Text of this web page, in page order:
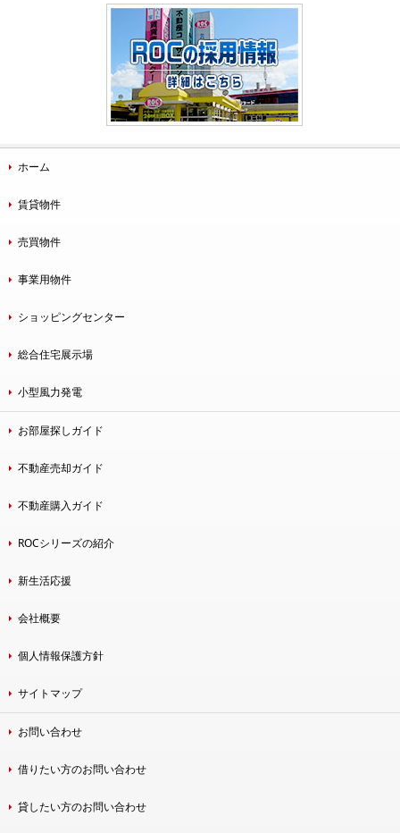
ホーム
賃貸物件
売買物件
事業用物件
ショッピングセンター
総合住宅展示場
小型風力発電
お部屋探しガイド
不動産売却ガイド
不動産購入ガイド
ROCシリーズの紹介
新生活応援
会社概要
個人情報保護方針
サイトマップ
お問い合わせ
借りたい方のお問い合わせ
貸したい方のお問い合わせ